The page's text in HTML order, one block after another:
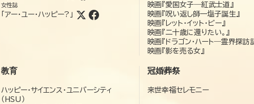
女性誌
「アー・ユー・ハッピー?」
映画『愛国女子―紅武士道』
映画『呪い返し師—塩子誕生』
映画『レット・イット・ビー』
映画『二十歳に還りたい。』
映画『ドラゴン・ハート―霊界探訪
映画『影を売る女』
教育
ハッピー・サイエンス・ユニバーシティ
（HSU）
冠婚葬祭
来世幸福セレモニー